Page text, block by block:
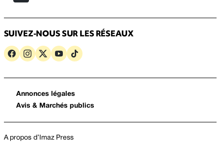
SUIVEZ-NOUS SUR LES RÉSEAUX
Annonces légales
Avis & Marchés publics
A propos d’Imaz Press